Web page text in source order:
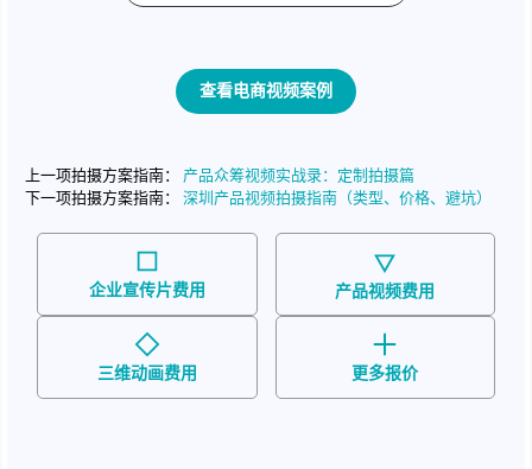
查看电商视频案例
上一项拍摄方案指南： 产品众筹视频实战录：定制拍摄篇
下一项拍摄方案指南： 深圳产品视频拍摄指南（类型、价格、避坑）
企业宣传片费用 产品视频费用
三维动画费用 更多报价